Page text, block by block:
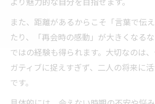
また、距離があるからこそ「言葉で伝
たり、「再会時の感動」が大きくなる
ではの経験も得られます。大切なのは
ガティブに捉えすぎず、二人の将来に
です。